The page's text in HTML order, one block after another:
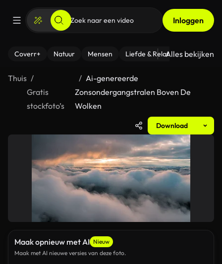
Inloggen
Coverr+ Natuur Mensen Liefde & Relaties - Fitness
Alles bekijken
Thuis
Gratis
stockfoto’s
Ai-genereerde
Zonsondergangstralen Boven De
Wolken
Download
Maak opnieuw met AI Nieuw
Maak met AI nieuwe versies van deze foto.